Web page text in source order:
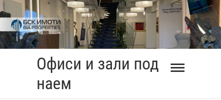
Skip
to
content
Офиси и зали под
наем